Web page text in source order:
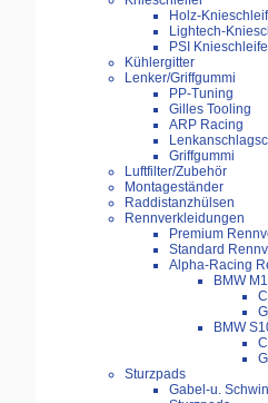
Holz-
Lightech-
PSI
Kühlergitter
Lenker/Griffgummi
PP-Tuning
Gilles Tooling
ARP Racing
Griffgummi
Luftfilter/Zubehör
Montageständer
Raddistanzhülsen
Rennverkleidungen
Premium
Standard
Alpha-Racing
BMW
BMW
Sturzpads
Gabel-u.